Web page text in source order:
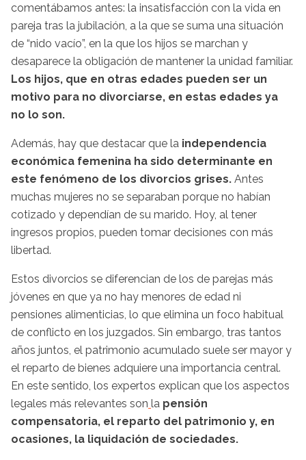
comentábamos antes: la insatisfacción con la vida en
pareja tras la jubilación, a la que se suma una situación
de “nido vacío”, en la que los hijos se marchan y
desaparece la obligación de mantener la unidad familiar.
Los hijos, que en otras edades pueden ser un
motivo para no divorciarse, en estas edades ya
no lo son.
Además, hay que destacar que la independencia
económica femenina ha sido determinante en
este fenómeno de los divorcios grises. Antes
muchas mujeres no se separaban porque no habían
cotizado y dependían de su marido. Hoy, al tener
ingresos propios, pueden tomar decisiones con más
libertad.
Estos divorcios se diferencian de los de parejas más
jóvenes en que ya no hay menores de edad ni
pensiones alimenticias, lo que elimina un foco habitual
de conflicto en los juzgados. Sin embargo, tras tantos
años juntos, el patrimonio acumulado suele ser mayor y
el reparto de bienes adquiere una importancia central.
En este sentido, los expertos explican que los aspectos
legales más relevantes son la pensión
compensatoria, el reparto del patrimonio y, en
ocasiones, la liquidación de sociedades.